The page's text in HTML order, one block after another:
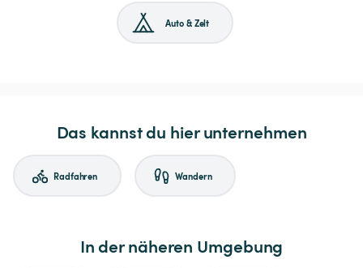
Auto & Zelt
Das kannst du hier unternehmen
Radfahren Wandern
In der näheren Umgebung